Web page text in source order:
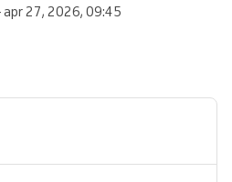
27, 2026, 09:45